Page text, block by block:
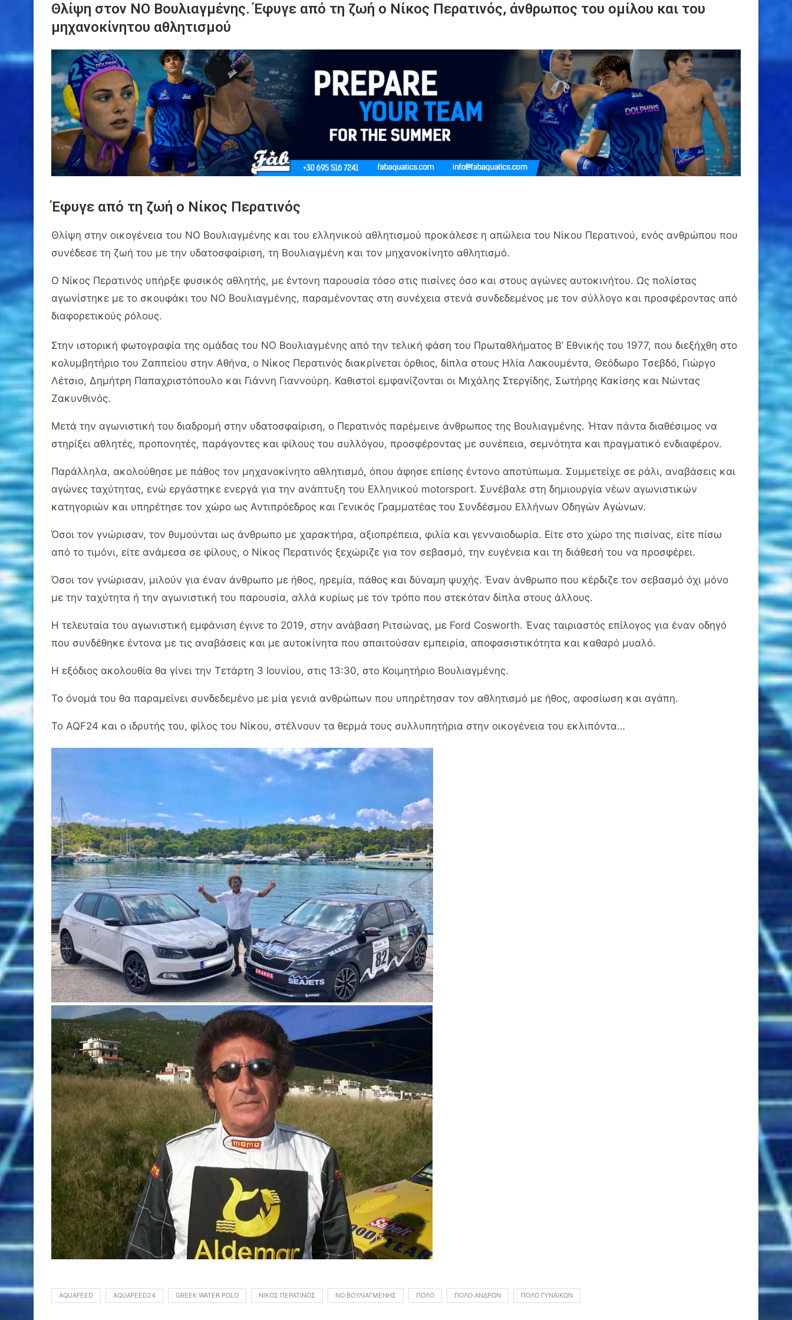
Θλίψη στον ΝΟ Βουλιαγμένης. Έφυγε από τη ζωή ο Νίκος Περατινός, άνθρωπος του ομίλου και του
μηχανοκίνητου αθλητισμού
Έφυγε από τη ζωή ο Νίκος Περατινός
Θλίψη στην οικογένεια του ΝΟ Βουλιαγμένης και του ελληνικού αθλητισμού προκάλεσε η απώλεια του Νίκου Περατινού, ενός ανθρώπου που
συνέδεσε τη ζωή του με την υδατοσφαίριση, τη Βουλιαγμένη και τον μηχανοκίνητο αθλητισμό.
Ο Νίκος Περατινός υπήρξε φυσικός αθλητής, με έντονη παρουσία τόσο στις πισίνες όσο και στους αγώνες αυτοκινήτου. Ως πολίστας
αγωνίστηκε με το σκουφάκι του ΝΟ Βουλιαγμένης, παραμένοντας στη συνέχεια στενά συνδεδεμένος με τον σύλλογο και προσφέροντας από
διαφορετικούς ρόλους.
Στην ιστορική φωτογραφία της ομάδας του ΝΟ Βουλιαγμένης από την τελική φάση του Πρωταθλήματος Β’ Εθνικής του 1977, που διεξήχθη στο
κολυμβητήριο του Ζαππείου στην Αθήνα, ο Νίκος Περατινός διακρίνεται όρθιος, δίπλα στους Ηλία Λακουμέντα, Θεόδωρο Τσεβδό, Γιώργο
Λέτσιο, Δημήτρη Παπαχριστόπουλο και Γιάννη Γιαννούρη. Καθιστοί εμφανίζονται οι Μιχάλης Στεργίδης, Σωτήρης Κακίσης και Νώντας
Ζακυνθινός.
Μετά την αγωνιστική του διαδρομή στην υδατοσφαίριση, ο Περατινός παρέμεινε άνθρωπος της Βουλιαγμένης. Ήταν πάντα διαθέσιμος να
στηρίξει αθλητές, προπονητές, παράγοντες και φίλους του συλλόγου, προσφέροντας με συνέπεια, σεμνότητα και πραγματικό ενδιαφέρον.
Παράλληλα, ακολούθησε με πάθος τον μηχανοκίνητο αθλητισμό, όπου άφησε επίσης έντονο αποτύπωμα. Συμμετείχε σε ράλι, αναβάσεις και
αγώνες ταχύτητας, ενώ εργάστηκε ενεργά για την ανάπτυξη του Ελληνικού motorsport. Συνέβαλε στη δημιουργία νέων αγωνιστικών
κατηγοριών και υπηρέτησε τον χώρο ως Αντιπρόεδρος και Γενικός Γραμματέας του Συνδέσμου Ελλήνων Οδηγών Αγώνων.
Όσοι τον γνώρισαν, τον θυμούνται ως άνθρωπο με χαρακτήρα, αξιοπρέπεια, φιλία και γενναιοδωρία. Είτε στο χώρο της πισίνας, είτε πίσω
από το τιμόνι, είτε ανάμεσα σε φίλους, ο Νίκος Περατινός ξεχώριζε για τον σεβασμό, την ευγένεια και τη διάθεσή του να προσφέρει.
Όσοι τον γνώρισαν, μιλούν για έναν άνθρωπο με ήθος, ηρεμία, πάθος και δύναμη ψυχής. Έναν άνθρωπο που κέρδιζε τον σεβασμό όχι μόνο
με την ταχύτητα ή την αγωνιστική του παρουσία, αλλά κυρίως με τον τρόπο που στεκόταν δίπλα στους άλλους.
Η τελευταία του αγωνιστική εμφάνιση έγινε το 2019, στην ανάβαση Ριτσώνας, με Ford Cosworth. Ένας ταιριαστός επίλογος για έναν οδηγό
που συνδέθηκε έντονα με τις αναβάσεις και με αυτοκίνητα που απαιτούσαν εμπειρία, αποφασιστικότητα και καθαρό μυαλό.
Η εξόδιος ακολουθία θα γίνει την Τετάρτη 3 Ιουνίου, στις 13:30, στο Κοιμητήριο Βουλιαγμένης.
Το όνομά του θα παραμείνει συνδεδεμένο με μία γενιά ανθρώπων που υπηρέτησαν τον αθλητισμό με ήθος, αφοσίωση και αγάπη.
Το AQF24 και ο ιδρυτής του, φίλος του Νίκου, στέλνουν τα θερμά τους συλλυπητήρια στην οικογένεια του εκλιπόντα…
AQUAFEED AQUAFEED24 GREEK WATER POLO ΝΊΚΟΣ ΠΕΡΑΤΙΝΌΣ ΝΟ ΒΟΥΛΙΑΓΜΈΝΗΣ ΠΌΛΟ ΠΌΛΟ ΑΝΔΡΏΝ ΠΌΛΟ ΓΥΝΑΙΚΏΝ